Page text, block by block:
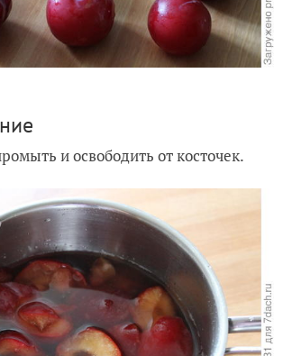
и освободить от косточек.